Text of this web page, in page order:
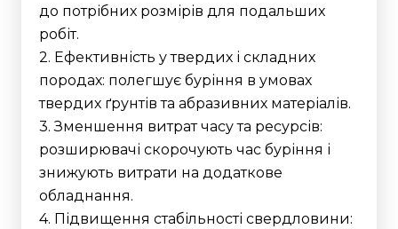
до потрібних розмірів для подальших
робіт.
2. Ефективність у твердих і складних
породах: полегшує буріння в умовах
твердих ґрунтів та абразивних матеріалів.
3. Зменшення витрат часу та ресурсів:
розширювачі скорочують час буріння і
знижують витрати на додаткове
обладнання.
4. Підвищення стабільності свердловини: